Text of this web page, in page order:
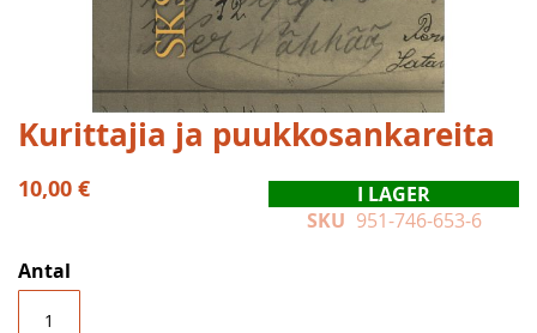
Hoppa
till
början
av
Kurittajia ja puukkosankareita
10,00 €
I LAGER
SKU 951-746-653-6
Antal